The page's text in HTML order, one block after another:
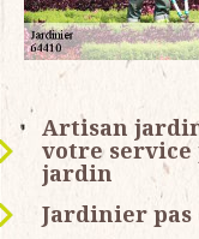
Artisan
votre service
jardin
Jardinier pas